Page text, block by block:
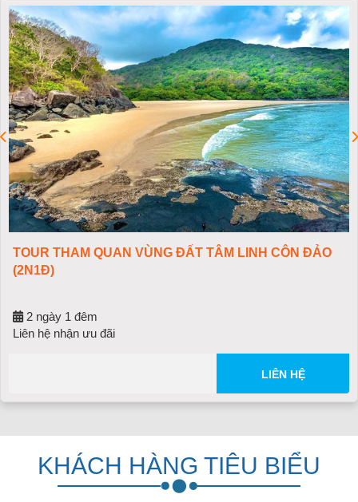
TOUR THAM QUAN VÙNG ĐẤT TÂM LINH CÔN ĐẢO
(2N1Đ)
2 ngày 1 đêm
Liên hệ nhận ưu đãi
LIÊN HỆ
KHÁCH HÀNG TIÊU BIỂU